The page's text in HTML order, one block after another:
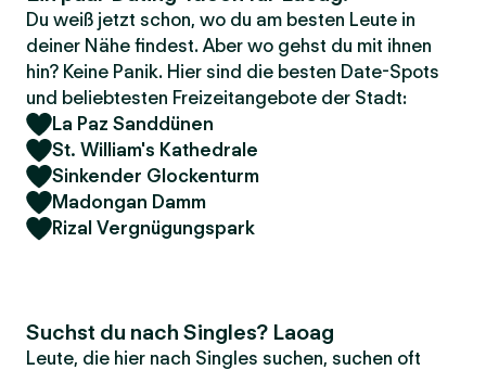
Du weiß jetzt schon, wo du am besten Leute in
deiner Nähe findest. Aber wo gehst du mit ihnen
hin? Keine Panik. Hier sind die besten Date-Spots
und beliebtesten Freizeitangebote der Stadt:
La Paz Sanddünen
St. William's Kathedrale
Sinkender Glockenturm
Madongan Damm
Rizal Vergnügungspark
Suchst du nach Singles? Laoag
Leute, die hier nach Singles suchen, suchen oft